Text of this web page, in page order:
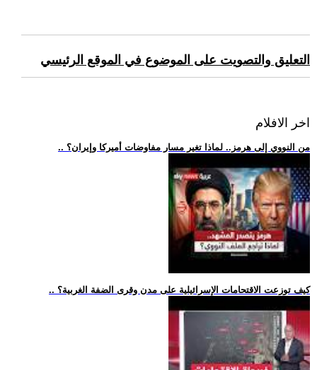
التعليق والتصويت على الموضوع في الموقع الرئيسي
اخر الافلام
.. من النووي إلى هرمز.. لماذا تغير مسار مفاوضات أميركا وإيران؟
.. كيف توزعت الاقتحامات الإسرائيلية على مدن وقرى الضفة الغربية؟